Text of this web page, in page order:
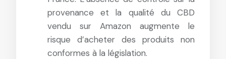
provenance et la qualité du CBD
vendu sur Amazon augmente le
risque d’acheter des produits non
conformes à la législation.